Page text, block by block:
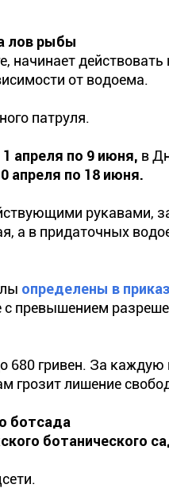
лов рыбы
начинает
от водоема.
патруля.
1 апреля по 9 июня, в
апреля по 18 июня.
рукавами,
а в придаточных
определены в
с превышением
680 гривен. За
грозит лишение
ботсада
ботанического